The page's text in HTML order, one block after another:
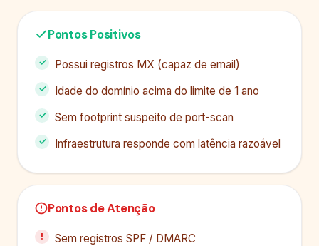
Pontos Positivos
Possui registros MX (capaz de email)
Idade do domínio acima do limite de 1 ano
Sem footprint suspeito de port-scan
Infraestrutura responde com latência razoável
Pontos de Atenção
Sem registros SPF / DMARC